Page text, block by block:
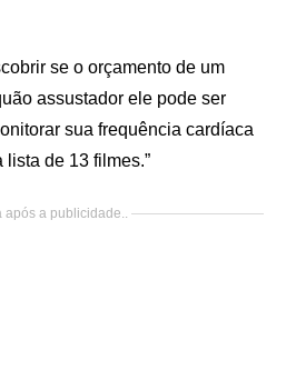
se o orçamento de um
assustador ele pode ser
sua frequência cardíaca
de 13 filmes.”
após a publicidade..